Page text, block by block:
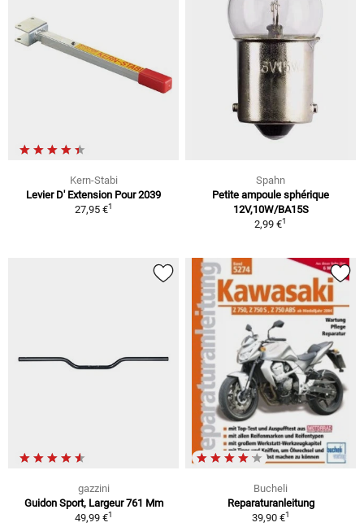
Kern-Stabi
Levier D' Extension Pour 2039
27,95 €1
Spahn
Petite ampoule sphérique
12V,10W/BA15S
2,99 €1
gazzini
Guidon Sport, Largeur 761 Mm
49,99 €1
Bucheli
Reparaturanleitung
39,90 €1